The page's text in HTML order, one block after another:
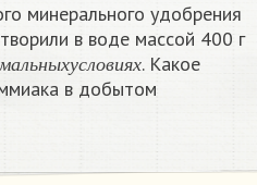
минерального удобрения
в воде массой 400 г
мал ьн ых у сл о в иях
рмальных условиях
. Какое
в добытом